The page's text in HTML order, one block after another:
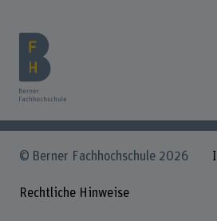
© Berner Fachhochschule 2026
Rechtliche Hinweise